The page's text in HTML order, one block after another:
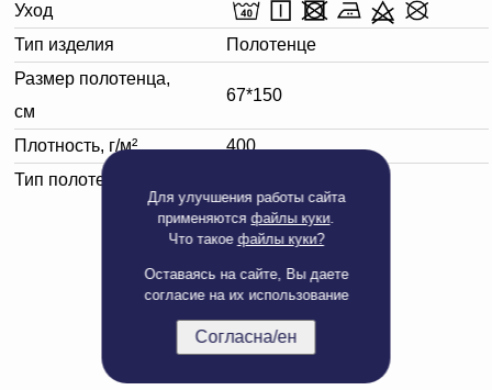
Для улучшения работы сайта
применяютсяфайлы куки.
Что такое файлы куки?
Оставаясь на сайте, Вы даете
согласие на их использование
Согласна/ен
Уход
Тип изделия
Полотенце
Размер полотенца,
см
67*150
Плотность, г/м²
400
Тип полотенца
Полная версия сайта